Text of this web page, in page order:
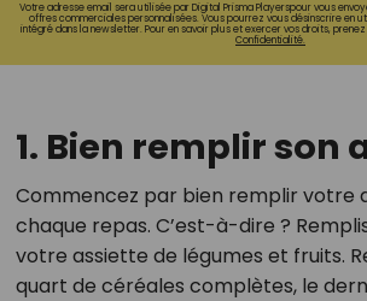
Votre adresse email sera utilisée par Digital Prisma Playerspour vous
offres commerciales personnalisées. Vous pourrez vous désinscrire en
intégré dans la newsletter. Pour en savoir plus et exercer vos droits,
Confidentialité.
1. Bien remplir son
Commencez par bien remplir votre
chaque repas. C’est-à-dire ?
votre assiette de légumes et fruits.
quart de céréales complètes, le